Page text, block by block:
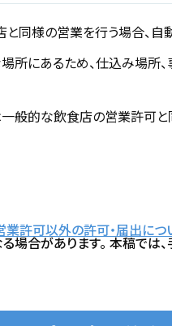
同様の営業を行う場合、
所にあるため、仕込み場
般的な飲食店の営業許可と
業許可以外の許可・届出に
合があります。 本稿では